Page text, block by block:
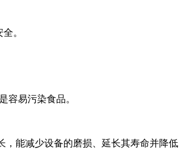
。
容易污染食品。
能减少设备的磨损、延长其寿命并降低